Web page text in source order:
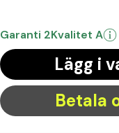
Garanti 2Kvalitet A
Lägg i
Betala